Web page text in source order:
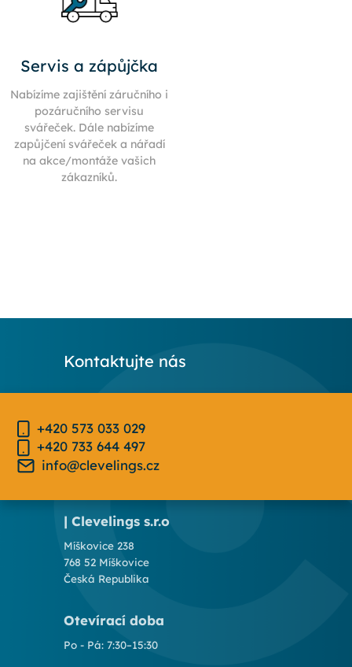
Servis a zápůjčka
Nabízíme zajištění záručního i
pozáručního servisu
svářeček. Dále nabízíme
zapůjčení svářeček a nářadí
na akce/montáže vašich
zákazníků.
Kontaktujte nás
+420 573 033 029
+420 733 644 497
info@clevelings.cz
| Clevelings s.r.o
Míškovice 238
768 52 Míškovice
Česká Republika
Otevírací doba
Po - Pá: 7:30–15:30